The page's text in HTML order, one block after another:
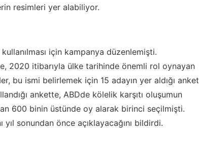
resimleri yer alabiliyor.
için kampanya düzenlemişti.
2020 itibarıyla ülke tarihinde önemli rol oynayan
bu ismi belirlemek için 15 adayın yer aldığı anket
ankette, ABDde kölelik karşıtı oluşumun
600 binin üstünde oy alarak birinci seçilmişti.
yıl sonundan önce açıklayacağını bildirdi.